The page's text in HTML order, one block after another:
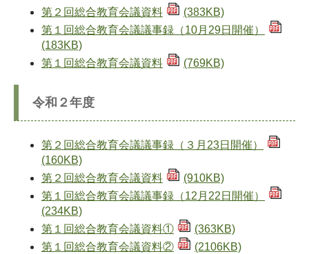
第２回総合教育会議資料
(383KB)
第１回総合教育会議議事録（10月29日開催）
(183KB)
第１回総合教育会議資料
(769KB)
令和２年度
第２回総合教育会議議事録（３月23日開催）
(160KB)
第２回総合教育会議資料
(910KB)
第１回総合教育会議議事録（12月22日開催）
(234KB)
第１回総合教育会議資料①
(363KB)
第１回総合教育会議資料②
(2106KB)